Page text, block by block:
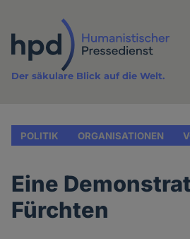
Inhalt
Der säkulare Blick auf die Welt.
POLITIK ORGANISATIONEN
Eine
Fürchten